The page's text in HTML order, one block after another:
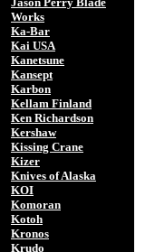
Works
Ka-Bar
Kai USA
Kanetsune
Kansept
Karbon
Kellam Finland
Ken Richardson
Kershaw
Kissing Crane
Kizer
Knives of Alaska
KOI
Komoran
Kotoh
Kronos
Krudo